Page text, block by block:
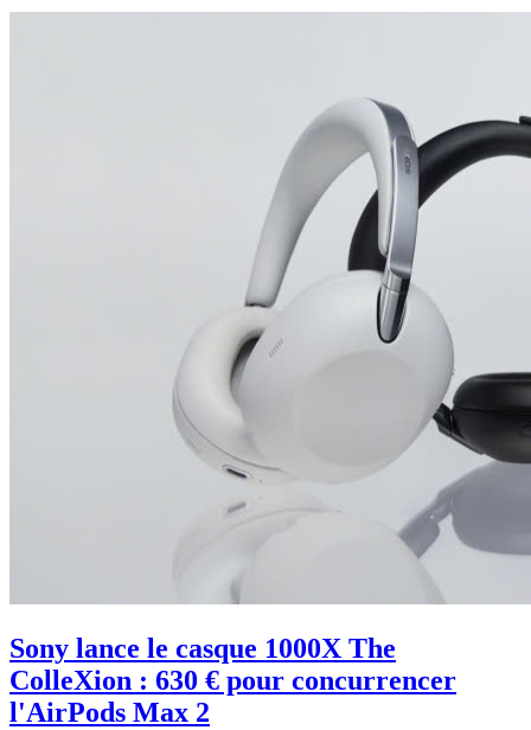
Sony lance le casque 1000X The
ColleXion : 630 € pour concurrencer
l'AirPods Max 2